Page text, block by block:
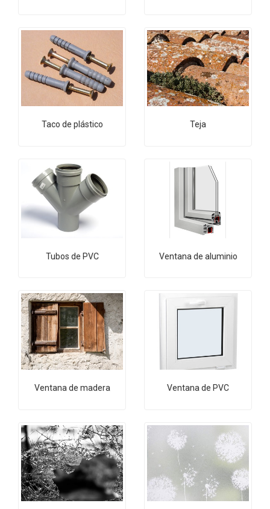
Taco de plástico Teja
Tubos de PVC Ventana de aluminio
Ventana de madera Ventana de PVC